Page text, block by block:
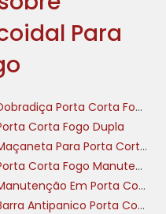
a dobradiça
para manter
suportar ciclos
reduz pontos
Em instalações
a troca em
estrutural.
Para
Dobradiça Porta Corta Fogo
Corta Fogo Dupla
Maçaneta Para Porta Corta Fogo
Porta Corta Fogo Manutenção
Manutenção Em Porta Corta Fogo
Barra Antipanico Porta Corta Fogo